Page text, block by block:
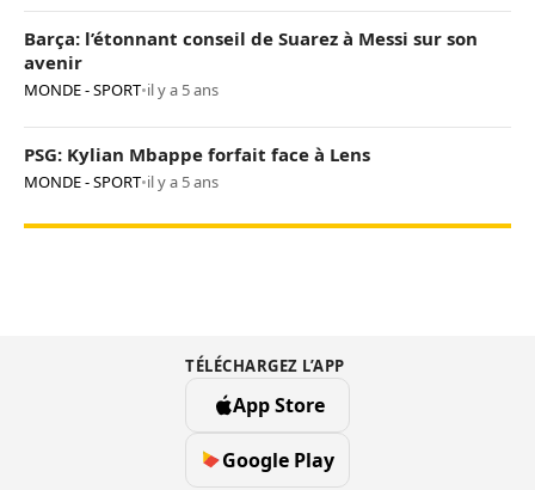
Barça: l’étonnant conseil de Suarez à Messi sur son
avenir
MONDE - SPORT•il y a 5 ans
PSG: Kylian Mbappe forfait face à Lens
MONDE - SPORT•il y a 5 ans
TÉLÉCHARGEZ L’APP
App Store
Google Play